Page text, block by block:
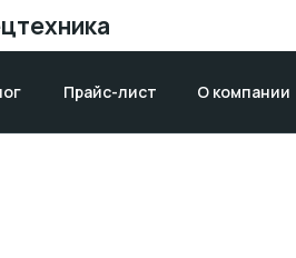
Прайс-лист О компании